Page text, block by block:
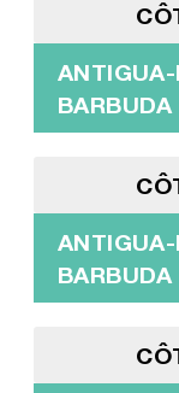
ANTIGUA-
ANTIGUA-